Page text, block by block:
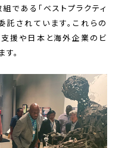
である「ベストプラクティ
されています。これらの
援や日本と海外企業のビ
。